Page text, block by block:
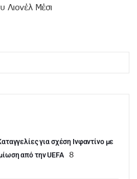
Λιονέλ Μέσι
για σχέση Ινφαντίνο με
από την UEFA
8